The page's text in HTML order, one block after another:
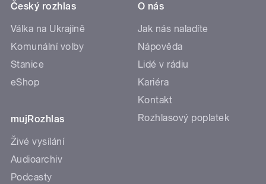
Český rozhlas
Válka na Ukrajině
Komunální volby
Stanice
eShop
mujRozhlas
Živé vysílání
Audioarchiv
Podcasty
O nás
Jak nás naladíte
Nápověda
Lidé v rádiu
Kariéra
Kontakt
Rozhlasový poplatek